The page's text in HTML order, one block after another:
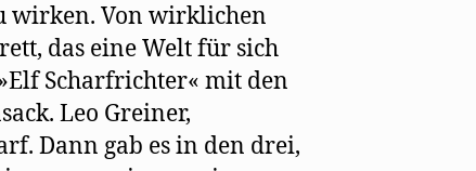
wirken. Von wirklichen
das eine Welt für sich
Scharfrichter« mit den
Leo Greiner,
Dann gab es in den drei,